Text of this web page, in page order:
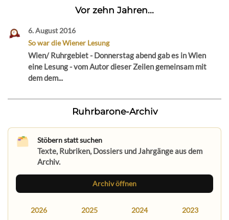
Vor zehn Jahren...
6. August 2016
So war die Wiener Lesung
Wien/ Ruhrgebiet - Donnerstag abend gab es in Wien
eine Lesung - vom Autor dieser Zeilen gemeinsam mit
dem dem...
Ruhrbarone-Archiv
Stöbern statt suchen
Texte, Rubriken, Dossiers und Jahrgänge aus dem
Archiv.
Archiv öffnen
2026 2025 2024 2023